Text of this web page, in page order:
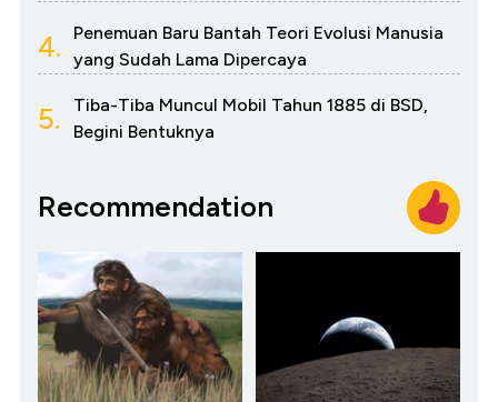
4.
Penemuan Baru Bantah Teori Evolusi Manusia
yang Sudah Lama Dipercaya
5.
Tiba-Tiba Muncul Mobil Tahun 1885 di BSD,
Begini Bentuknya
Recommendation